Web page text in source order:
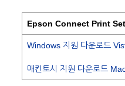
Epson Connect Print
Windows 지원 다운로드
매킨토시 지원 다운로드